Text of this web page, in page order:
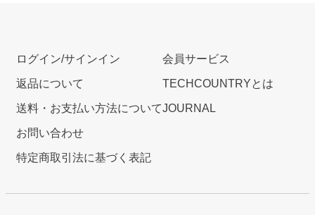
ログイン/サインイン
返品について
送料・お支払い方法について
お問い合わせ
特定商取引法に基づく表記
会員サービス
TECHCOUNTRYとは
JOURNAL